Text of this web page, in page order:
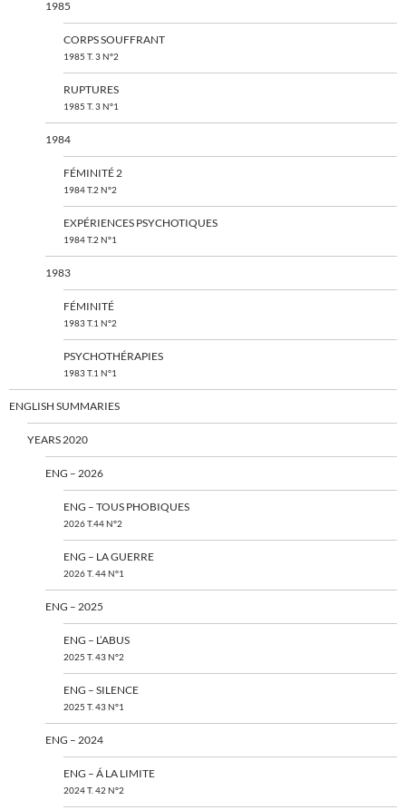
1985
CORPS SOUFFRANT
1985 T. 3 N°2
RUPTURES
1985 T. 3 N°1
1984
FÉMINITÉ 2
1984 T.2 N°2
EXPÉRIENCES PSYCHOTIQUES
1984 T.2 N°1
1983
FÉMINITÉ
1983 T.1 N°2
PSYCHOTHÉRAPIES
1983 T.1 N°1
ENGLISH SUMMARIES
YEARS 2020
ENG – 2026
ENG – TOUS PHOBIQUES
2026 T.44 N°2
ENG – LA GUERRE
2026 T. 44 N°1
ENG – 2025
ENG – L’ABUS
2025 T. 43 N°2
ENG – SILENCE
2025 T. 43 N°1
ENG – 2024
ENG – Á LA LIMITE
2024 T. 42 N°2